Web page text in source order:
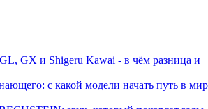
GX и Shigeru Kawai - в чём разница и
с какой модели начать путь в мир